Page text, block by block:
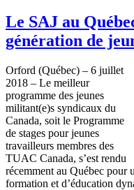
Le SAJ au
génération de
Orford (Québec) – 6 juillet
2018 – Le meilleur
programme des jeunes
militant(e)s syndicaux du
Canada, soit le Programme
de stages pour jeunes
travailleurs membres des
TUAC Canada, s’est rendu
récemment au Québec pour
formation et d’éducation